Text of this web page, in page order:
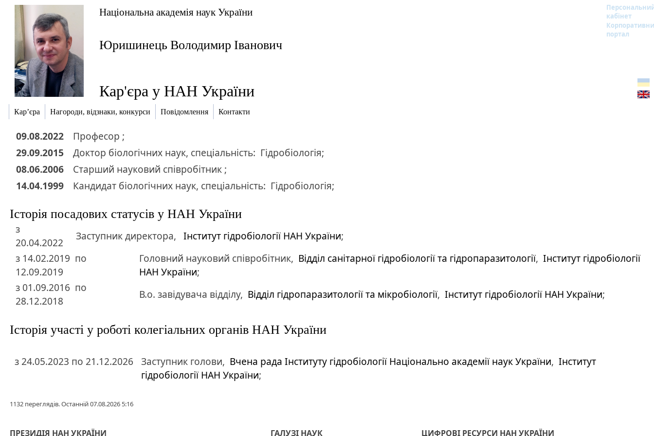
Національна академія наук України
кабінет
портал
Юришинець Володимир Іванович
Кар'єра у НАН України
Кар’єра Нагороди, відзнаки, конкурси Повідомлення Контакти
09.08.2022
Професор ;
29.09.2015
Доктор біологічних наук, спеціальність: Гідробіологія;
08.06.2006
Старший науковий співробітник ;
14.04.1999
Кандидат біологічних наук, спеціальність: Гідробіологія;
Історія посадових статусів у НАН України
з
20.04.2022
Заступник директора, Інститут гідробіології НАН України;
з 14.02.2019 по
12.09.2019
Головний науковий співробітник, Відділ санітарної гідробіології та гідропаразитології, Інститут гідробіології
НАН України;
з 01.09.2016 по
28.12.2018
В.о. завідувача відділу, Відділ гідропаразитології та мікробіології, Інститут гідробіології НАН України;
Історія участі у роботі колегіальних органів НАН України
з 24.05.2023 по 21.12.2026 Заступник голови, Вчена рада Інституту гідробіології Національно академії наук України, Інститут
гідробіології НАН України;
1132 переглядів. Останній 07.08.2026 5:16
ПРЕЗИДІЯ НАН УКРАЇНИ ГАЛУЗІ НАУК ЦИФРОВІ РЕСУРСИ НАН УКРАЇНИ